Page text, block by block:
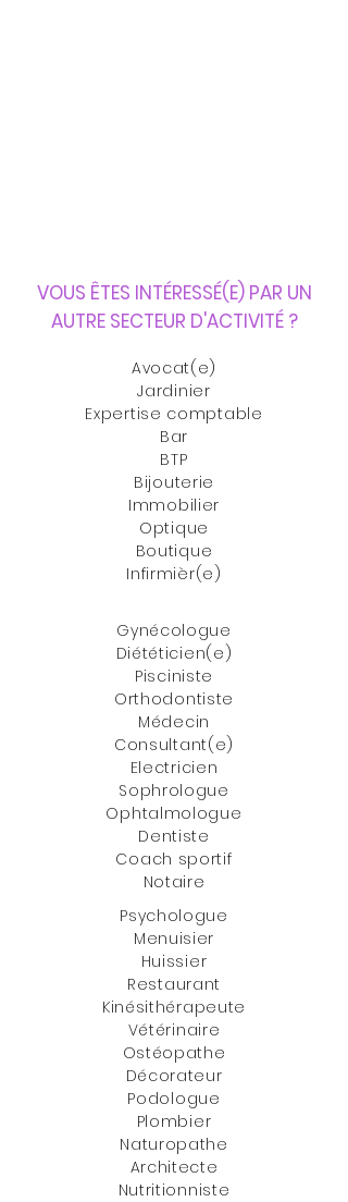
VOUS ÊTES INTÉRESSÉ(E) PAR UN
AUTRE SECTEUR D'ACTIVITÉ ?
Avocat(e)
Jardinier
Expertise comptable
Bar
BTP
Bijouterie
Immobilier
Optique
Boutique
Infirmièr(e)
Gynécologue
Diététicien(e)
Pisciniste
Orthodontiste
Médecin
Consultant(e)
Electricien
Sophrologue
Ophtalmologue
Dentiste
Coach sportif
Notaire
Psychologue
Menuisier
Huissier
Restaurant
Kinésithérapeute
Vétérinaire
Ostéopathe
Décorateur
Podologue
Plombier
Naturopathe
Architecte
Nutritionniste